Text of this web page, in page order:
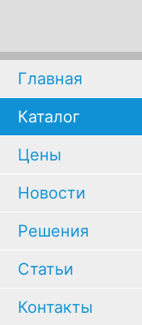
Главная
Каталог
Цены
Новости
Решения
Статьи
Контакты